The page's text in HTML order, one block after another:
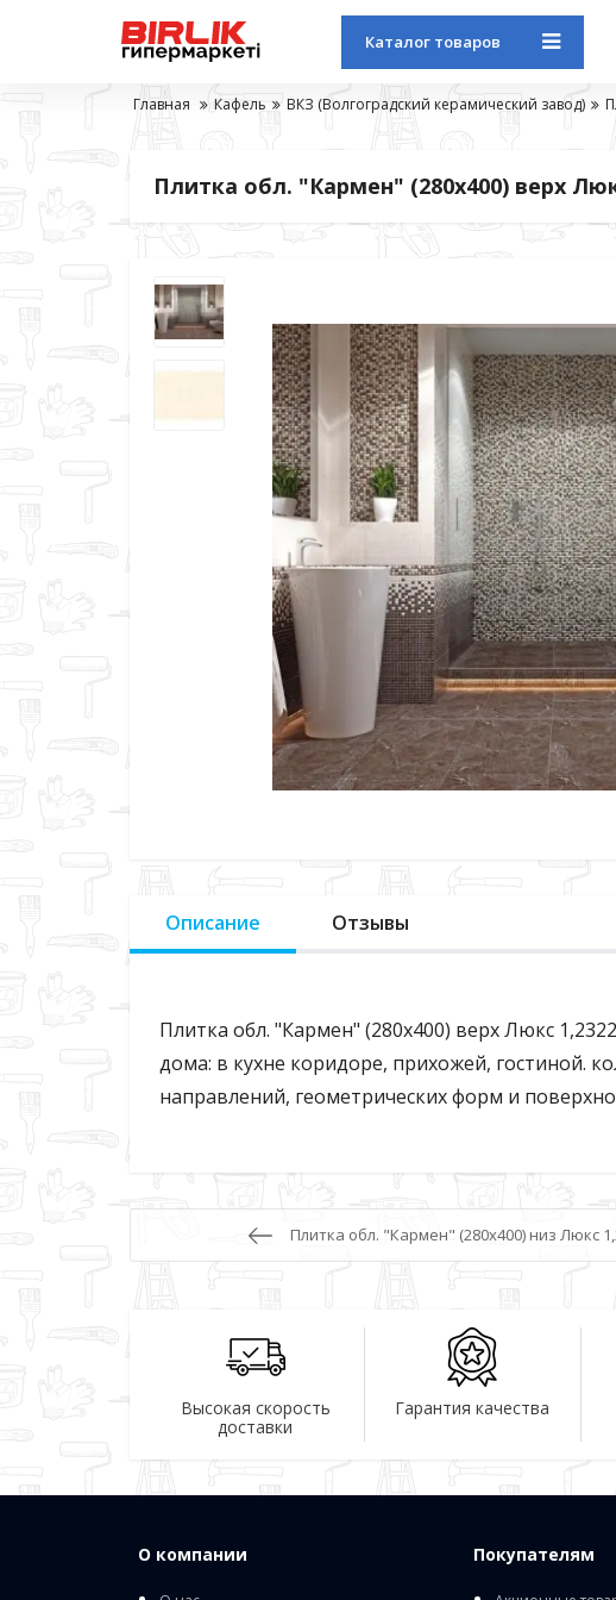
Каталог товаров
Главная Кафель ВКЗ (Волгоградский керамический завод)
Плитка обл. "Кармен" (280х400) верх
Описание Отзывы
Плитка обл. "Кармен" (280х400) верх Люкс
дома: в кухне коридоре, прихожей, гостиной.
направлений, геометрических форм и
Плитка обл. "Кармен" (280х400) низ Люкс
Высокая скорость
доставки
Гарантия качества
О компании Покупателям